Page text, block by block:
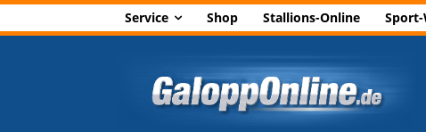
Service Shop Stallions-Online Sport-